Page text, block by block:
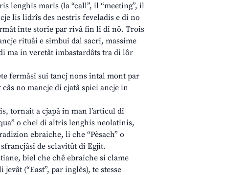
lenghis maris (la “call”, il “meeting”, il
lis lidrîs des nestris feveladis e di no
inte storie par rivâ fin li di nô. Trois
rituâi e simbui dal sacri, massime
ma in veretât imbastardâts tra di lôr
fermâsi sui tancj nons intal mont par
no mancje di cjatâ spiei ancje in
tornait a cjapâ in man l’articul di
o chei di altris lenghis neolatinis,
ebraiche, li che “Pèsach” o
de sclavitût di Egjit.
biel che chê ebraiche si clame
(“East”, par inglês), te stesse